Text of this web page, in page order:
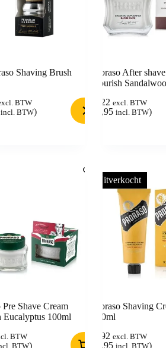
Shaving Brush
BTW
incl. BTW)
Proraso After
Nourish
8,22 excl. BTW
9,95 incl. BTW)
Pre Shave Cream
Eucalyptus 100ml
BTW
)
Uitverkocht
Proraso Shaving
100ml
4,92 excl. BTW
5,95 )